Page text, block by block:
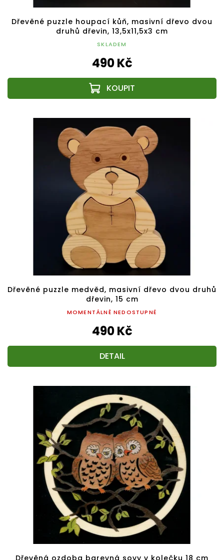
Dřevěné puzzle houpací kůň, masivní dřevo dvou
druhů dřevin, 13,5x11,5x3 cm
SKLADEM
490 Kč
Dřevěné puzzle medvěd, masivní dřevo dvou druhů
dřevin, 15 cm
MOMENTÁLNĚ NEDOSTUPNÉ
490 Kč
DETAIL
Dřevěná ozdoba barevná sovy v kolečku 18 cm